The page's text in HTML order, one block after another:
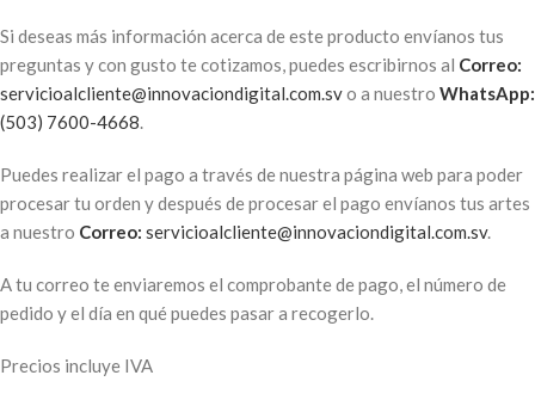
Si deseas más información acerca de este producto envíanos tus
preguntas y con gusto te cotizamos, puedes escribirnos al Correo:
servicioalcliente@innovaciondigital.com.svo a nuestro WhatsApp:
(503) 7600-4668.
Puedes realizar el pago a través de nuestra página web para poder
procesar tu orden y después de procesar el pago envíanos tus artes
a nuestro Correo: servicioalcliente@innovaciondigital.com.sv.
A tu correo te enviaremos el comprobante de pago, el número de
pedido y el día en qué puedes pasar a recogerlo.
Precios incluye IVA